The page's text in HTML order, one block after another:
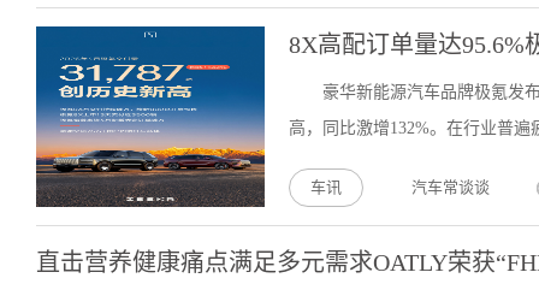
8X高配订单量达95.6%
豪华新能源汽车品牌极氪发
高，同比激增132%。在行业普
车讯 汽车常谈谈
直击营养健康痛点满足多元需求OATLY荣获